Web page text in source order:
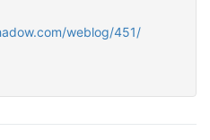
weblog/451/